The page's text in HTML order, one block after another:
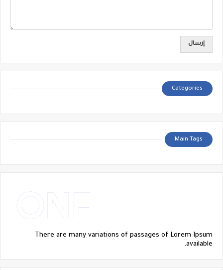
Categories
Main Tags
There are many variations of passages of Lorem Ipsum
available.